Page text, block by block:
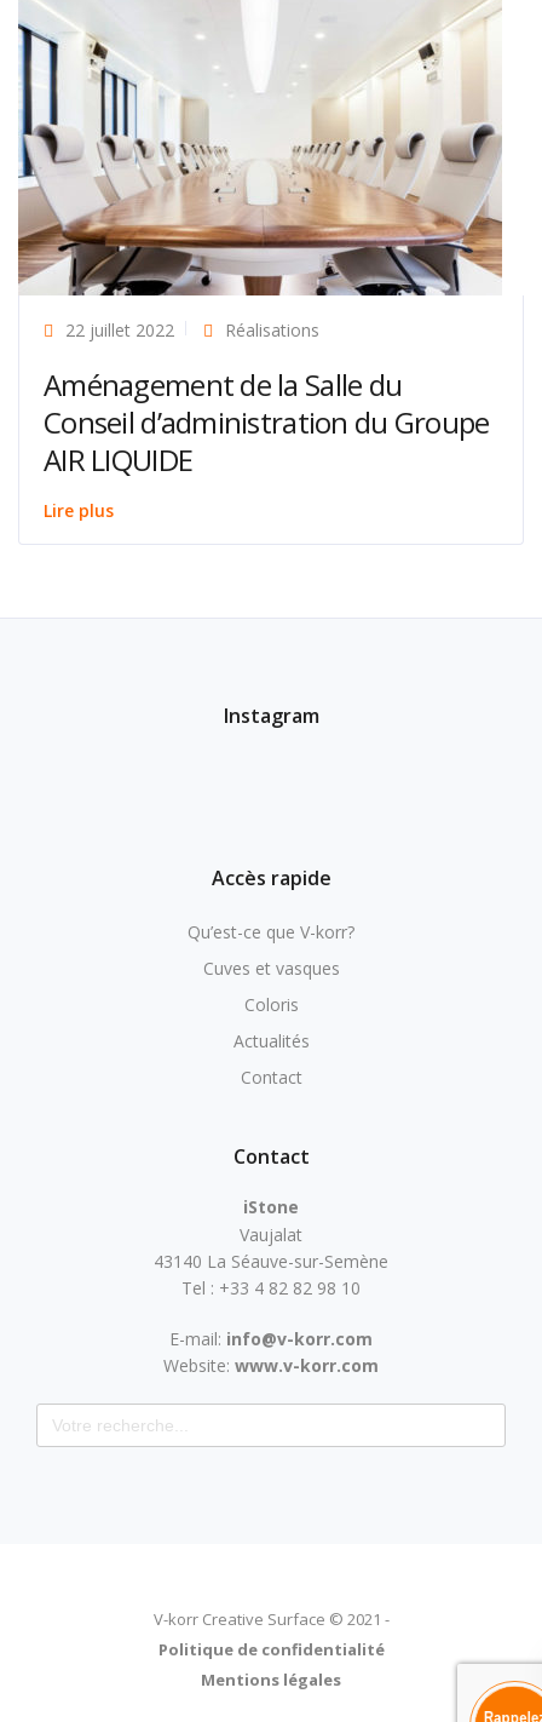
22 juillet 2022 Réalisations
Aménagement de la Salle du
Conseil d’administration du Groupe
AIR LIQUIDE
Lire plus
Instagram
Accès rapide
Qu’est-ce que V-korr?
Cuves et vasques
Coloris
Actualités
Contact
Contact
iStone
Vaujalat
43140 La Séauve-sur-Semène
Tel : +33 4 82 82 98 10
E-mail: info@v-korr.com
Website: www.v-korr.com
V-korr Creative Surface © 2021 -
Politique de confidentialité
Mentions légales